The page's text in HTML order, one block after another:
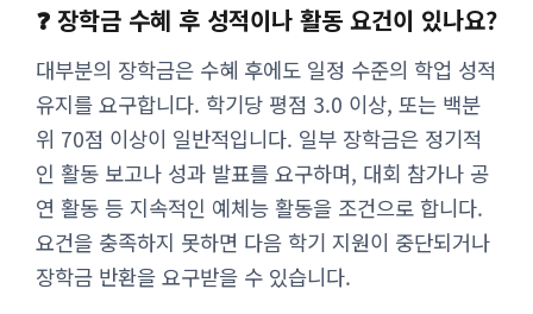
❓ 장학금 수혜 후 성적이나 활동 요건이 있나요?
대부분의 장학금은 수혜 후에도 일정 수준의 학업 성적
유지를 요구합니다. 학기당 평점 3.0 이상, 또는 백분
위 70점 이상이 일반적입니다. 일부 장학금은 정기적
인 활동 보고나 성과 발표를 요구하며, 대회 참가나 공
연 활동 등 지속적인 예체능 활동을 조건으로 합니다.
요건을 충족하지 못하면 다음 학기 지원이 중단되거나
장학금 반환을 요구받을 수 있습니다.